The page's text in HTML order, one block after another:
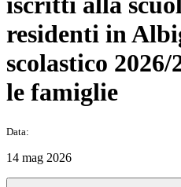
residenti in
scolastico
le famiglie
Data:
14 mag 2026